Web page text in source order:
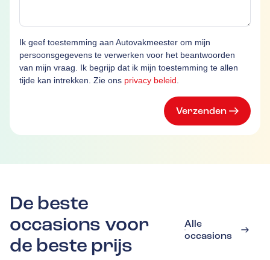
Ik geef toestemming aan Autovakmeester om mijn
persoonsgegevens te verwerken voor het beantwoorden
van mijn vraag. Ik begrijp dat ik mijn toestemming te allen
tijde kan intrekken. Zie ons privacy beleid
Verzenden
De beste
occasions voor
de beste prijs
Alle
occasions